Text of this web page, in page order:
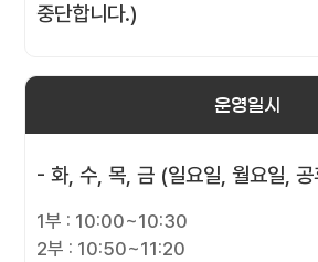
중단합니다.)
운영일시
- 화, 수, 목, 금 (일요일, 월요일, 공
1부 : 10:00~10:30
2부 : 10:50~11:20